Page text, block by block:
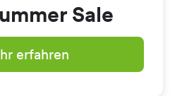
Sale
erfahren